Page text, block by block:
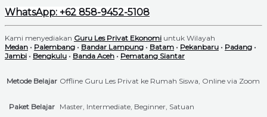
WhatsApp: +62 858-9452-5108
Kami menyediakan Guru Les Privat Ekonomi untuk Wilayah
Medan • Palembang • Bandar Lampung • Batam • Pekanbaru • Padang •
Jambi • Bengkulu • Banda Aceh • Pematang Siantar
Metode Belajar Offline Guru Les Privat ke Rumah Siswa, Online via Zoom
Paket Belajar Master, Intermediate, Beginner, Satuan